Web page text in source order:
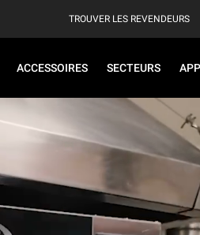
TROUVER LES REVENDEURS
ACCESSOIRES SECTEURS